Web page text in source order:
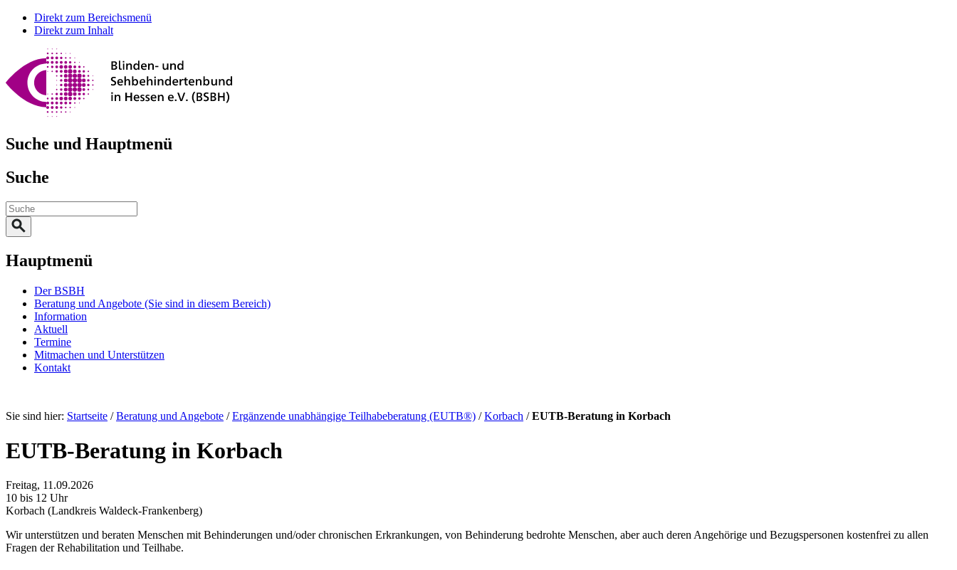
Direkt zum Bereichsmenü
Direkt zum Inhalt
Suche und Hauptmenü
Suche
Hauptmenü
Der BSBH
Beratung und Angebote (Sie sind in diesem Bereich)
Information
Aktuell
Termine
Mitmachen und Unterstützen
Kontakt
Sie sind hier: Startseite / Beratung und Angebote /Ergänzende unabhängige Teilhabeberatung (EUTB®) /Korbach /EUTB-Beratung in Korbach
EUTB-Beratung in Korbach
Freitag, 11.09.2026
10 bis 12 Uhr
Korbach (Landkreis Waldeck-Frankenberg)
Wir unterstützen und beraten Menschen mit Behinderungen und/oder chronischen Erkrankungen, von Behinderung bedrohte Menschen, aber auch deren Angehörige und Bezugspersonen kostenfrei zu allen
Fragen der Rehabilitation und Teilhabe.